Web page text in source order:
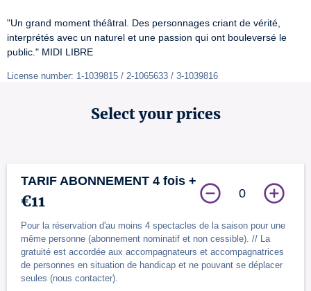
"Un grand moment théâtral. Des personnages criant de vérité,
interprétés avec un naturel et une passion qui ont bouleversé le
public." MIDI LIBRE
License number: 1-1039815 / 2-1065633 / 3-1039816
Select your prices
TARIF ABONNEMENT 4 fois +
€11
Pour la réservation d'au moins 4 spectacles de la saison pour une
même personne (abonnement nominatif et non cessible). // La
gratuité est accordée aux accompagnateurs et accompagnatrices
de personnes en situation de handicap et ne pouvant se déplacer
seules (nous contacter).
0